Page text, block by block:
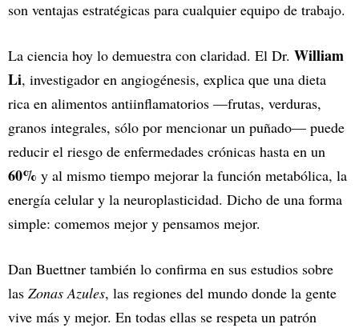
son ventajas estratégicas para cualquier equipo de trabajo.
La ciencia hoy lo demuestra con claridad. El Dr. William
Li, investigador en angiogénesis, explica que una dieta
rica en alimentos antiinflamatorios —frutas, verduras,
granos integrales, sólo por mencionar un puñado— puede
reducir el riesgo de enfermedades crónicas hasta en un
60% y al mismo tiempo mejorar la función metabólica, la
energía celular y la neuroplasticidad. Dicho de una forma
simple: comemos mejor y pensamos mejor.
Dan Buettner también lo confirma en sus estudios sobre
las Zonas Azules, las regiones del mundo donde la gente
vive más y mejor. En todas ellas se respeta un patrón